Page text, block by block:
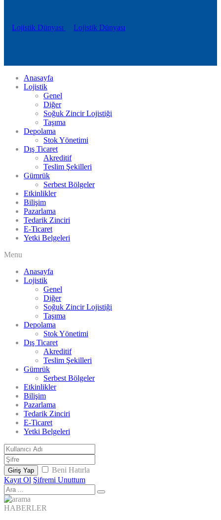
Anasayfa
Lojistik
Genel
Diğer
Soğuk Zincir Lojistiği
Taşıma
Depolama
Stok Yönetimi
Dış Ticaret
Akreditif
Teslim Şekilleri
Gümrük
Serbest Bölgeler
Etkinlikler
Bilişim
Pazarlama
Tedarik Zinciri
E-Ticaret
Yetki Belgeleri
Menu
Anasayfa
Lojistik
Genel
Diğer
Soğuk Zincir Lojistiği
Taşıma
Depolama
Stok Yönetimi
Dış Ticaret
Akreditif
Teslim Şekilleri
Gümrük
Serbest Bölgeler
Etkinlikler
Bilişim
Pazarlama
Tedarik Zinciri
E-Ticaret
Yetki Belgeleri
Giriş Yap
Beni Hatırla
Kayıt Ol Şifremi Unuttum
HABERLER